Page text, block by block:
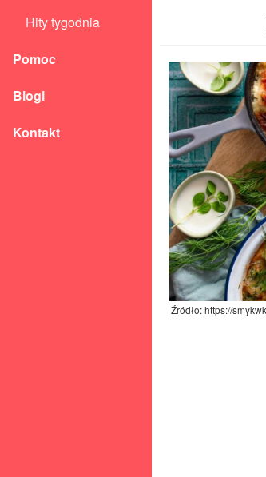
Hity tygodnia
Pomoc
Blogi
Kontakt
Źródło: https://